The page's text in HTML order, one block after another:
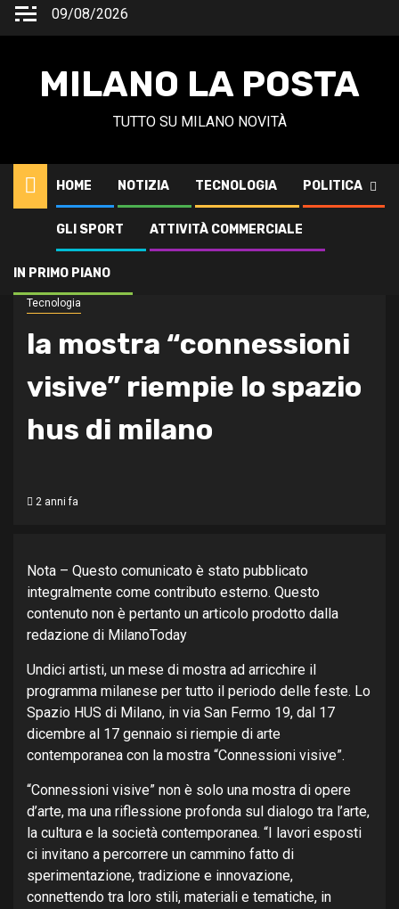
Vai
09/08/2026
MILANO LA POSTA
TUTTO SU MILANO NOVITÀ
HOME NOTIZIA TECNOLOGIA POLITICA
GLI SPORT ATTIVITÀ COMMERCIALE
IN PRIMO PIANO
Tecnologia
la mostra “connessioni visive” riempie lo spazio hus di milano
Tecnologia
la mostra “connessioni
visive” riempie lo spazio
hus di milano
2 anni fa
Nota – Questo comunicato è stato pubblicato
integralmente come contributo esterno. Questo
contenuto non è pertanto un articolo prodotto dalla
redazione di MilanoToday
Undici artisti, un mese di mostra ad arricchire il
programma milanese per tutto il periodo delle feste. Lo
Spazio HUS di Milano, in via San Fermo 19, dal 17
dicembre al 17 gennaio si riempie di arte
contemporanea con la mostra “Connessioni visive”.
“Connessioni visive” non è solo una mostra di opere
d’arte, ma una riflessione profonda sul dialogo tra l’arte,
la cultura e la società contemporanea. “I lavori esposti
ci invitano a percorrere un cammino fatto di
sperimentazione, tradizione e innovazione,
connettendo tra loro stili, materiali e tematiche, in